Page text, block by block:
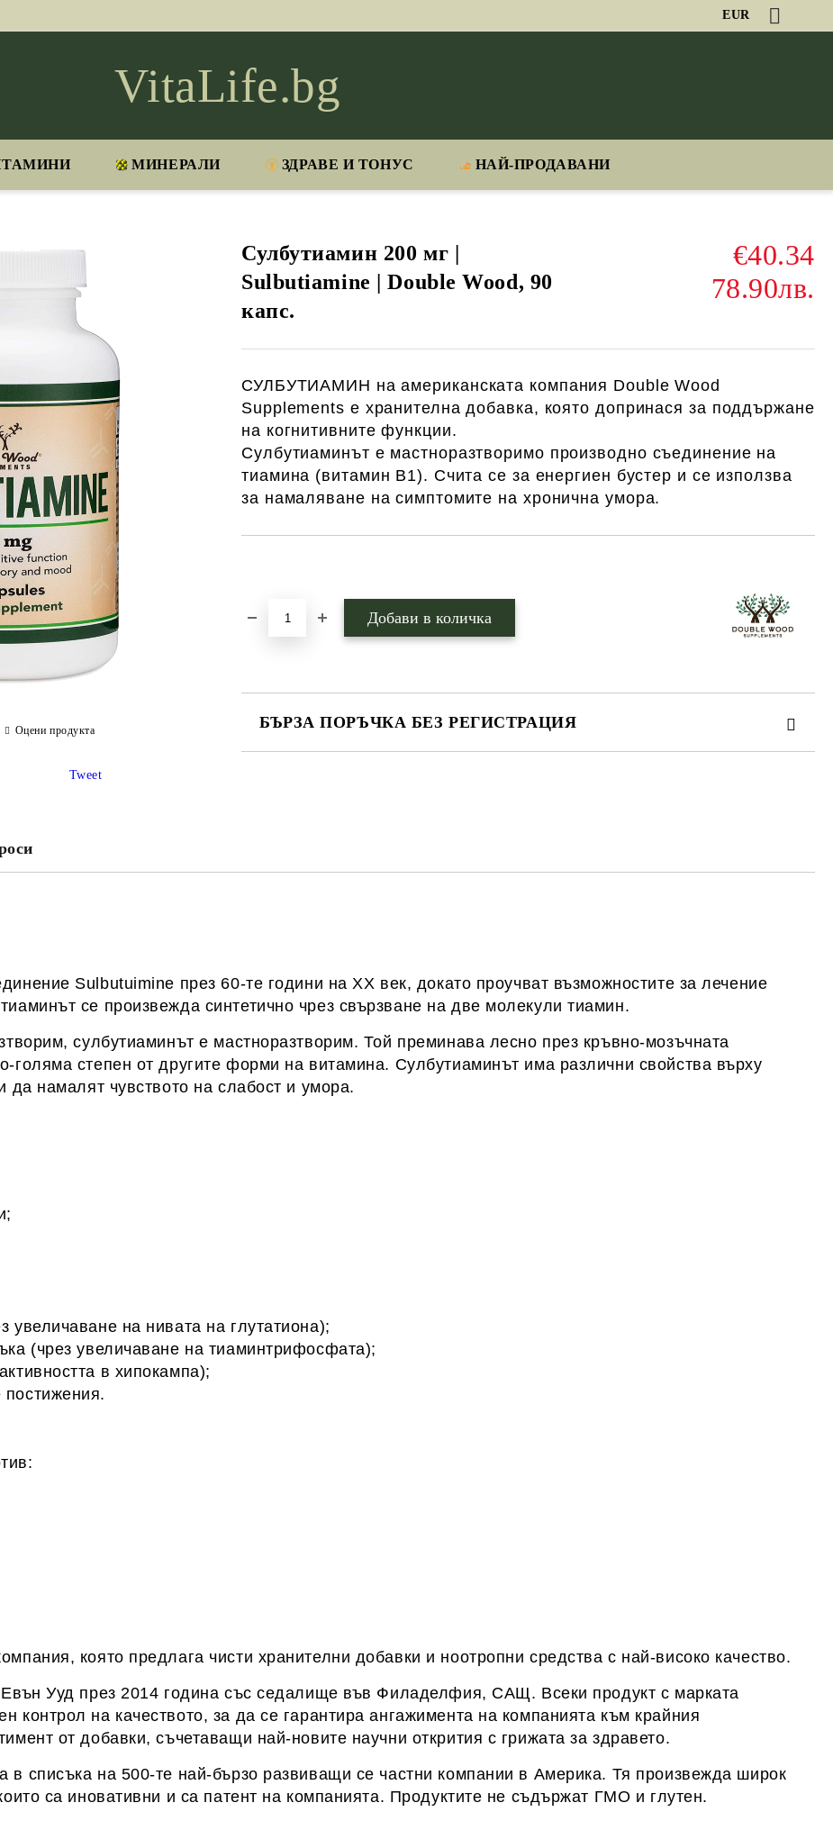
EUR
VitaLife.bg
МИНЕРАЛИ ЗДРАВЕ И ТОНУС НАЙ-ПРОДАВАНИ
Сулбутиамин 200 мг |
Sulbutiamine | Double Wood, 90
капс.
€40.34
78.90лв.
СУЛБУТИАМИН на американската компания Double Wood
Supplements е хранителна добавка, която допринася за поддържане
на когнитивните функции.
Сулбутиаминът е мастноразтворимо производно съединение на
тиамина (витамин В1). Счита се за енергиен бустер и се използва
за намаляване на симптомите на хронична умора.
БЪРЗА ПОРЪЧКА БЕЗ РЕГИСТРАЦИЯ
Оцени продукта
Tweet
Sulbutuimine през 60-те години на ХХ век, докато проучват възможностите за лечение
се произвежда синтетично чрез свързване на две молекули тиамин.
сулбутиаминът е мастноразтворим. Той преминава лесно през кръвно-мозъчната
голяма степен от другите форми на витамина. Сулбутиаминът има различни свойства върху
да намалят чувството на слабост и умора.
на нивата на глутатиона);
(чрез увеличаване на тиаминтрифосфата);
в хипокампа);
постижения.
която предлага чисти хранителни добавки и ноотропни средства с най-високо качество.
Ууд през 2014 година със седалище във Филаделфия, САЩ. Всеки продукт с марката
контрол на качеството, за да се гарантира ангажимента на компанията към крайния
от добавки, съчетаващи най-новите научни открития с грижата за здравето.
списъка на 500-те най-бързо развиващи се частни компании в Америка. Тя произвежда широк
са иновативни и са патент на компанията. Продуктите не съдържат ГМО и глутен.